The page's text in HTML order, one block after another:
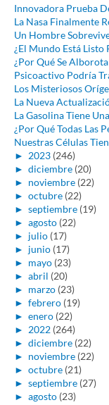
Innovadora Prueba
La Nasa Finalmente
Un Hombre
¿El Mundo Está Listo
¿Por Qué Se
Psicoactivo Podría
Los Misteriosos
La Nueva
La Gasolina Tiene
¿Por Qué Todas Las
Nuestras Células
► 2023 (246)
► diciembre (20)
► noviembre (22)
► octubre (22)
► septiembre (19)
► agosto (22)
► julio (17)
► junio (17)
► mayo (23)
► abril (20)
► marzo (23)
► febrero (19)
► enero (22)
► 2022 (264)
► diciembre (22)
► noviembre (22)
► octubre (21)
► septiembre (27)
► agosto (23)